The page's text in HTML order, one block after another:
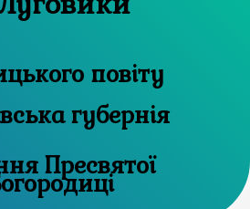
повіту
губернія
Пресвятої